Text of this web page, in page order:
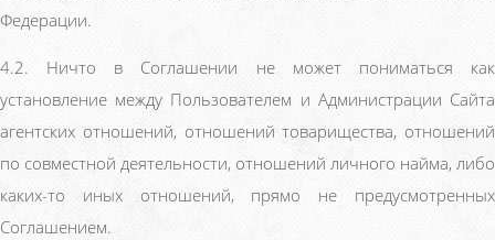
Федерации.
4.2. Ничто в Соглашении не может пониматься как
установление между Пользователем и Администрации Сайта
агентских отношений, отношений товарищества, отношений
по совместной деятельности, отношений личного найма, либо
каких-то иных отношений, прямо не предусмотренных
Соглашением.